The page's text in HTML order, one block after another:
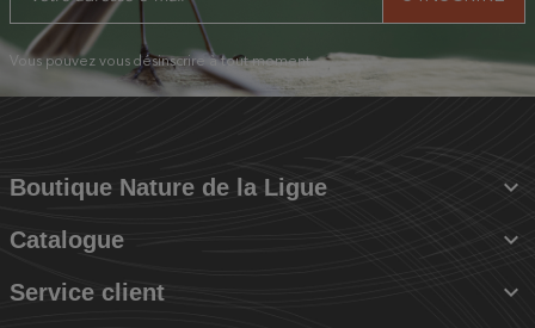
Vous pouvez vous désinscrire à tout moment.
Boutique Nature de la Ligue 
Catalogue 
Service client 